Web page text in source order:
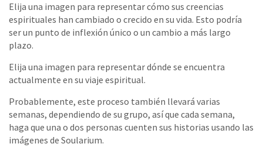
Elija una imagen para representar cómo sus creencias
espirituales han cambiado o crecido en su vida. Esto podría
ser un punto de inflexión único o un cambio a más largo
plazo.
Elija una imagen para representar dónde se encuentra
actualmente en su viaje espiritual.
Probablemente, este proceso también llevará varias
semanas, dependiendo de su grupo, así que cada semana,
haga que una o dos personas cuenten sus historias usando las
imágenes de Soularium.